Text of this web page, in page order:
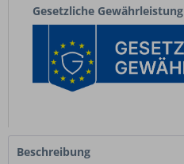
Gesetzliche Gewährleistung
Beschreibung